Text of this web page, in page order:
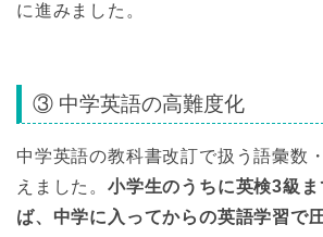
に進みました。
③ 中学英語の高難度化
中学英語の教科書改訂で扱う語彙数
えました。 小学生のうちに英検3級
ば、中学に入ってからの英語学習で